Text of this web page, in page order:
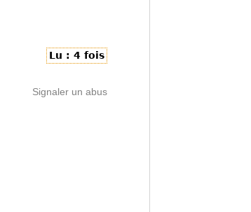
Lu : 4 fois
Signaler un abus